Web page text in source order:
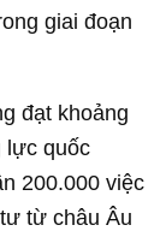
giai đoạn
đạt khoảng
lực quốc
200.000 việc
từ châu Âu